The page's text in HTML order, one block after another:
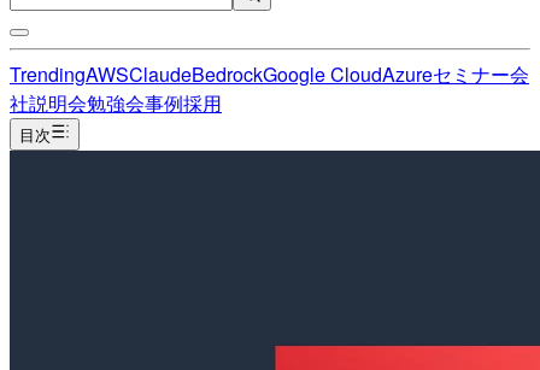
TrendingAWSClaudeBedrockGoogle CloudAzureセミナー会
社説明会勉強会事例採用
目次